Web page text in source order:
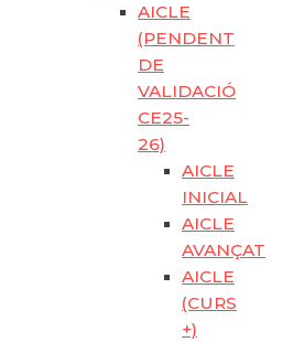
AICLE
(PENDENT
DE
VALIDACIÓ
CE25-
26)
AICLE
INICIAL
AICLE
AVANÇAT
AICLE
(CURS
+)